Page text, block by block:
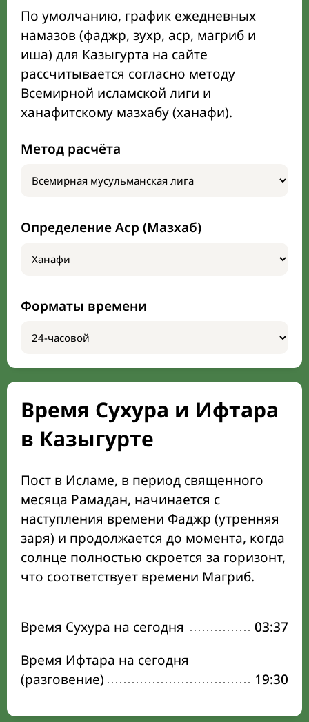
По умолчанию, график ежедневных
намазов (фаджр, зухр, аср, магриб и
иша) для Казыгурта на сайте
рассчитывается согласно методу
Всемирной исламской лиги и
ханафитскому мазхабу (ханафи).
Метод расчёта
Определение Аср (Мазхаб)
Форматы времени
Время Сухура и Ифтара
в Казыгурте
Пост в Исламе, в период священного
месяца Рамадан, начинается с
наступления времени Фаджр (утренняя
заря) и продолжается до момента, когда
солнце полностью скроется за горизонт,
что соответствует времени Магриб.
Время Сухура на сегодня
03:37
Время Ифтара на сегодня
(разговение)
19:30